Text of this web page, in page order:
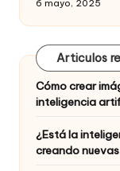
6 mayo, 2025
Articulos
Cómo crear
inteligencia
¿Está la
creando